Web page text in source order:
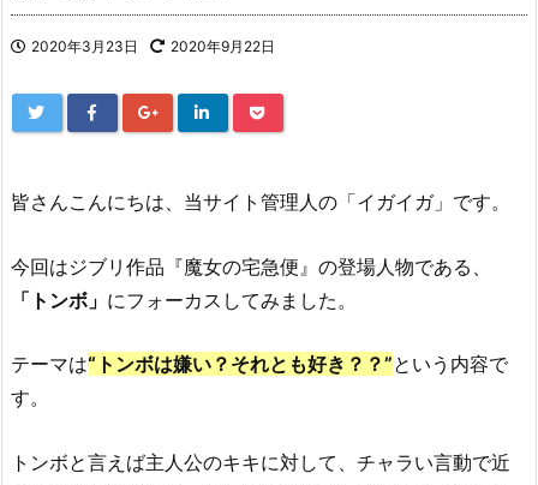
2020年3月23日 2020年9月22日
皆さんこんにちは、当サイト管理人の「イガイガ」です。
今回はジブリ作品『魔女の宅急便』の登場人物である、
「トンボ」 にフォーカスしてみました。
テーマは“トンボは嫌い？それとも好き？？”という内容で
す。
トンボと言えば主人公のキキに対して、チャラい言動で近